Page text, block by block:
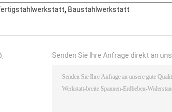
, Baustahlwerkstatt
Senden Sie Ihre Anfrage direkt an uns